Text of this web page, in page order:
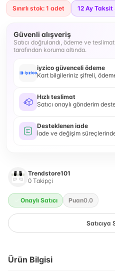
Sınırlı stok: 1 adet 12 Ay Taksit
Güvenli alışveriş
Satıcı doğrulandı, ödeme ve
tarafından koruma altında.
iyzico güvenceli ödeme
Kart bilgileriniz şifreli,
Hızlı teslimat
Satıcı onaylı gönderim
Desteklenen iade
İade ve değişim
Trendstore101
0 Takipçi
Onaylı Satıcı Puan0.0
Satıcıya
Ürün Bilgisi